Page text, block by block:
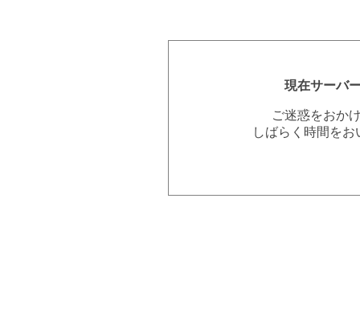
現在サーバ
ご迷惑をおか
しばらく時間を